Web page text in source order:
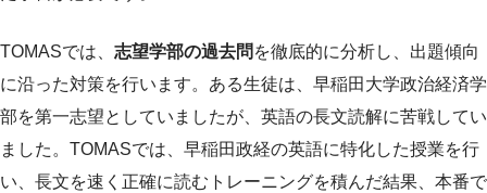
TOMASでは、 志望学部の過去問 を徹底的に分析し、出題傾向
に沿った対策を行います。ある生徒は、早稲田大学政治経済学
部を第一志望としていましたが、英語の長文読解に苦戦してい
ました。TOMASでは、早稲田政経の英語に特化した授業を行
い、長文を速く正確に読むトレーニングを積んだ結果、本番で